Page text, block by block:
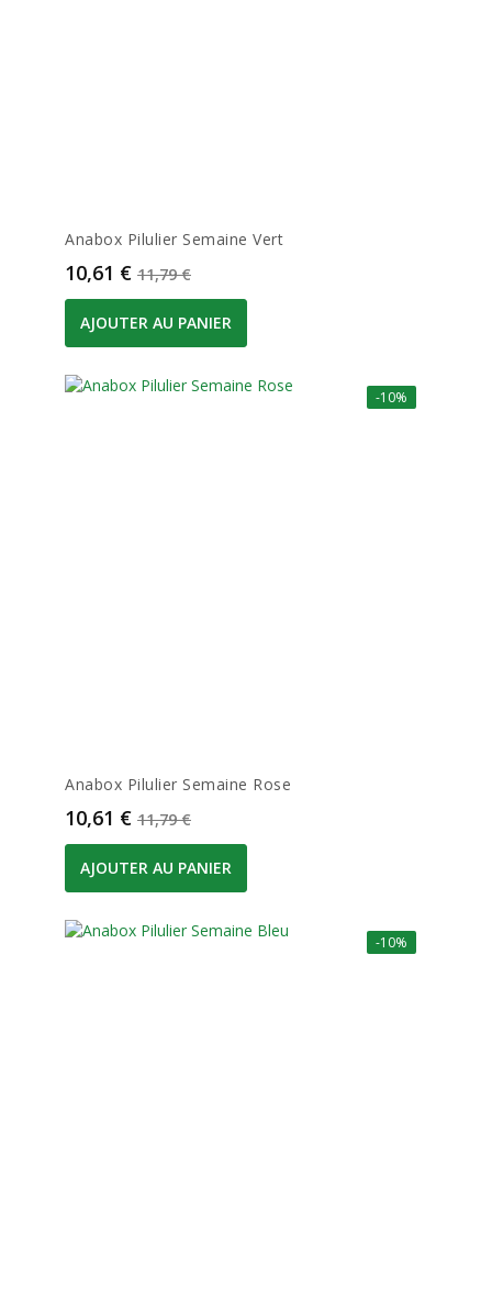
Anabox Pilulier Semaine Vert
Prix
10,61 € Prix de base
11,79 €
AJOUTER AU PANIER
-10%
Anabox Pilulier Semaine Rose
Prix
10,61 € Prix de base
11,79 €
AJOUTER AU PANIER
-10%